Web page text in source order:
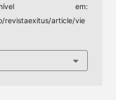
em:
revistaexitus/article/vie